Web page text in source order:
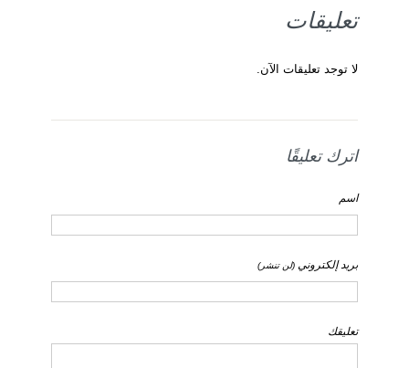
تعليقات
لا توجد تعليقات الآن.
اترك تعليقًا
اسم
بريد إلكتروني (لن تنشر)
تعليقك